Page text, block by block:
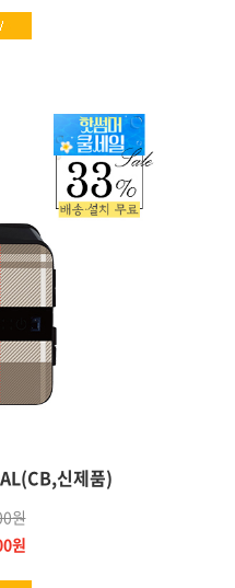
신제품)
원
원